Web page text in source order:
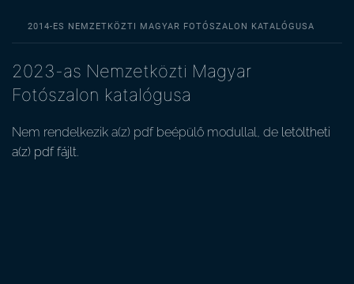
2014-ES NEMZETKÖZTI MAGYAR FOTÓSZALON KATALÓGUSA
2023-as Nemzetközti Magyar
Fotószalon katalógusa
Nem rendelkezik a(z) pdf beépülő modullal, de letöltheti
a(z) pdf fájlt.